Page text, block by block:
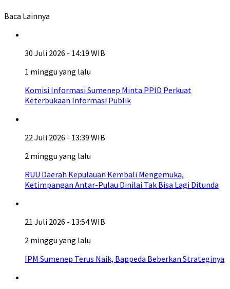
Baca Lainnya
30 Juli 2026 - 14:19 WIB
1 minggu yang lalu
Komisi Informasi Sumenep Minta PPID Perkuat
Keterbukaan Informasi Publik
22 Juli 2026 - 13:39 WIB
2 minggu yang lalu
RUU Daerah Kepulauan Kembali Mengemuka,
Ketimpangan Antar-Pulau Dinilai Tak Bisa Lagi Ditunda
21 Juli 2026 - 13:54 WIB
2 minggu yang lalu
IPM Sumenep Terus Naik, Bappeda Beberkan Strateginya